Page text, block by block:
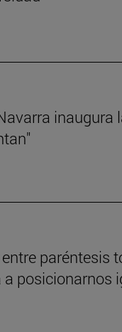
inaugura
paréntesis
posicionarnos